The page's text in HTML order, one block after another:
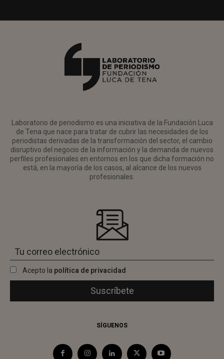
Laboratorio de periodismo es una iniciativa de la Fundación Luca
de Tena que nace para tratar de cubrir las necesidades de los
periodistas derivadas de la transformación del sector, el cambio
disruptivo del negocio de la información y la demanda de nuevos
perfiles profesionales en entornos en los que dicha formación no
está, en la mayoría de los casos, al alcance de los nuevos
profesionales.
Acepto la política de privacidad
SÍGUENOS